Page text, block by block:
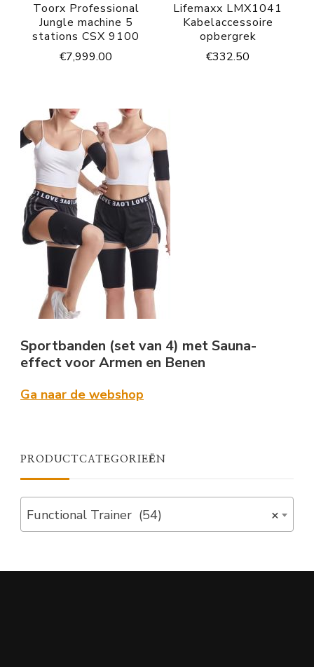
Toorx Professional
Jungle machine 5
stations CSX 9100
€7,999.00
Lifemaxx LMX1041
Kabelaccessoire
opbergrek
€332.50
Sportbanden (set van 4) met Sauna-
effect voor Armen en Benen
Ga naar de webshop
PRODUCTCATEGORIEËN
×
Functional Trainer (54)